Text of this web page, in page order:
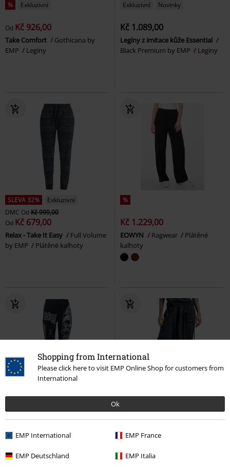
Shopping from International
Please click here to visit EMP Online Shop for customers from
International
Ok
EMP International EMP France
EMP Deutschland EMP Italia
% Exkluzivní
Od Kč 926,00
Take Comfort
Gothicana by
EMP
Legíny
Exkluzivní Novinky
Kč 1.089,00
Legíny z imitace kůže Essential
Black Premium by EMP
Legíny
SLEVA 32%
Exkluzivní
DMC Od Kč 999,00
Od Kč 679,00
Relax - Take It Easy
Full Volume
by EMP
Plátěné kalhoty
%
Kč 1.229,00
EOWYN Ragwear
Plátěné
kalhoty
Téměř vyprodáno
Exkluzivní
OdKč 819,00
Legíny v rockovém stylu s potisky,
výřezy a koženkovými vsadkami
Rock Rebel by EMP
Téměř vyprodáno Exkluzivní
Kč 819,00
Kalhoty Harem
Plátěné kalhoty